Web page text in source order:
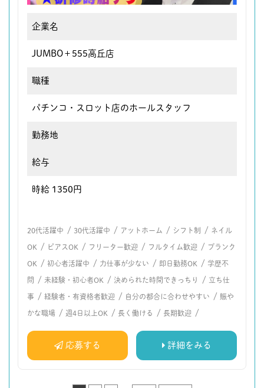
企業名
JUMBO＋555高丘店
職種
パチンコ・スロット店のホールスタッフ
勤務地
給与
時給 1350円
20代活躍中 / 30代活躍中 / アットホーム / シフト制 / ネイル
OK / ピアスOK / フリーター歓迎 / フルタイム歓迎 / ブランク
OK / 初心者活躍中 / 力仕事が少ない / 即日勤務OK / 学歴不
問 / 未経験・初心者OK / 決められた時間できっちり / 立ち仕
事 / 経験者・有資格者歓迎 / 自分の都合に合わせやすい / 賑や
かな職場 / 週4日以上OK / 長く働ける / 長期歓迎 /
応募する 詳細をみる